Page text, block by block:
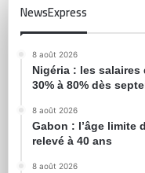
NewsExpress
8 août 2026
Nigéria : les
30% à 80% dès
8 août 2026
Gabon : l’âge limite
relevé à 40 ans
8 août 2026